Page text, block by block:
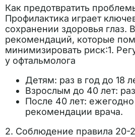
Как предотвратить
Профилактика играет
сохранении здоровья глаз.
рекомендаций, которые
минимизировать риск:1.
у офтальмолога
Детям: раз в год до 18
Взрослым до 40 лет:
После 40 лет:
рекомендации врача.
2. Соблюдение правила 20-